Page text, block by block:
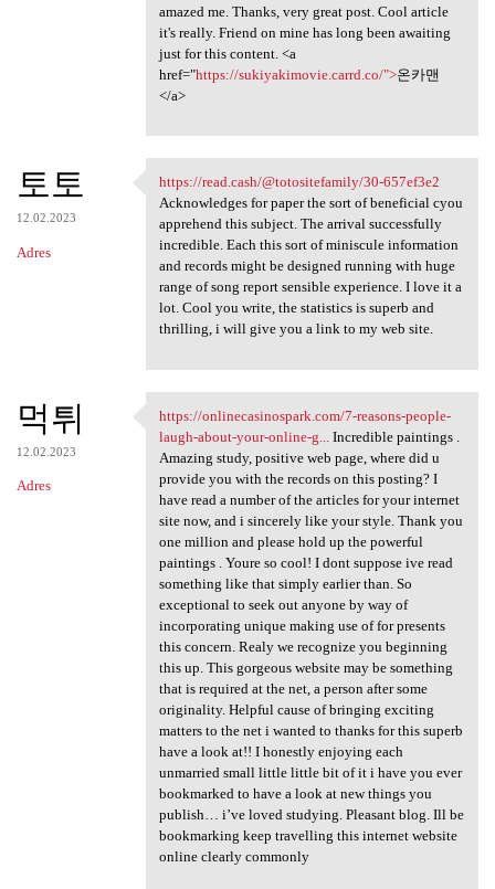
amazed me. Thanks, very great post. Cool article
it's really. Friend on mine has long been awaiting
just for this content. <a
href="https://sukiyakimovie.carrd.co/">온카맨
</a>
토토
12.02.2023
Adres
https://read.cash/
https://read.cash/@totositefamily/30-657ef3e2
Acknowledges for paper the sort of beneficial cyou
apprehend this subject. The arrival successfully
incredible. Each this sort of miniscule information
and records might be designed running with huge
range of song report sensible experience. I love it a
lot. Cool you write, the statistics is superb and
thrilling, i will give you a link to my web site.
먹튀
12.02.2023
Adres
https://onlinecasinospark.com
https://onlinecasinospark.com/7-reasons-people-
laugh-about-your-online-g...Incredible paintings .
Amazing study, positive web page, where did u
provide you with the records on this posting? I
have read a number of the articles for your internet
site now, and i sincerely like your style. Thank you
one million and please hold up the powerful
paintings . Youre so cool! I dont suppose ive read
something like that simply earlier than. So
exceptional to seek out anyone by way of
incorporating unique making use of for presents
this concern. Realy we recognize you beginning
this up. This gorgeous website may be something
that is required at the net, a person after some
originality. Helpful cause of bringing exciting
matters to the net i wanted to thanks for this superb
have a look at!! I honestly enjoying each
unmarried small little little bit of it i have you ever
bookmarked to have a look at new things you
publish… i’ve loved studying. Pleasant blog. Ill be
bookmarking keep travelling this internet website
online clearly commonly